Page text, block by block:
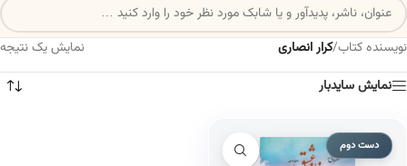
نویسنده کتاب/کرار انصاری
نمایش یک نتیجه
نمایش سایدبار
دست دوم